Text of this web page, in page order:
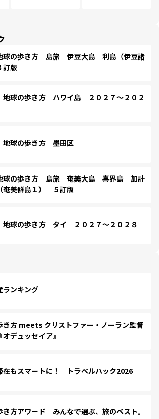
球の歩き方 島旅 伊豆大島 利島（伊豆諸
版
球の歩き方 ハワイ島 ２０２７～２０２
球の歩き方 墨田区
球の歩き方 島旅 奄美大島 喜界島 加計
奄美群島１） ５訂版
球の歩き方 タイ ２０２７～２０２８
ランキング
き方 meets クリストファー・ノーラン監督
デュッセイア』
在もスマートに！ トラベルハック2026
き方アワード みんなで選ぶ、旅のベスト。